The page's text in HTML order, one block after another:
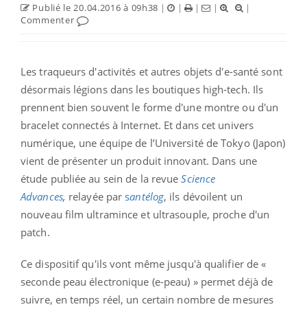
Publié le 20.04.2016 à 09h38 | | | |
|
Commenter
Les traqueurs d'activités et autres objets d'e-santé sont
désormais légions dans les boutiques high-tech. Ils
prennent bien souvent le forme d'une montre ou d'un
bracelet connectés à Internet. Et dans cet univers
numérique, une équipe de l’Université de Tokyo (Japon)
vient de présenter un produit innovant. Dans une
étude publiée au sein de la revueScience
Advances, relayée par santélog, ils dévoilent un
nouveau film ultramince et ultrasouple, proche d'un
patch.
Ce dispositif qu'ils vont même jusqu'à qualifier de «
seconde peau électronique (e-peau) » permet déjà de
suivre, en temps réel, un certain nombre de mesures